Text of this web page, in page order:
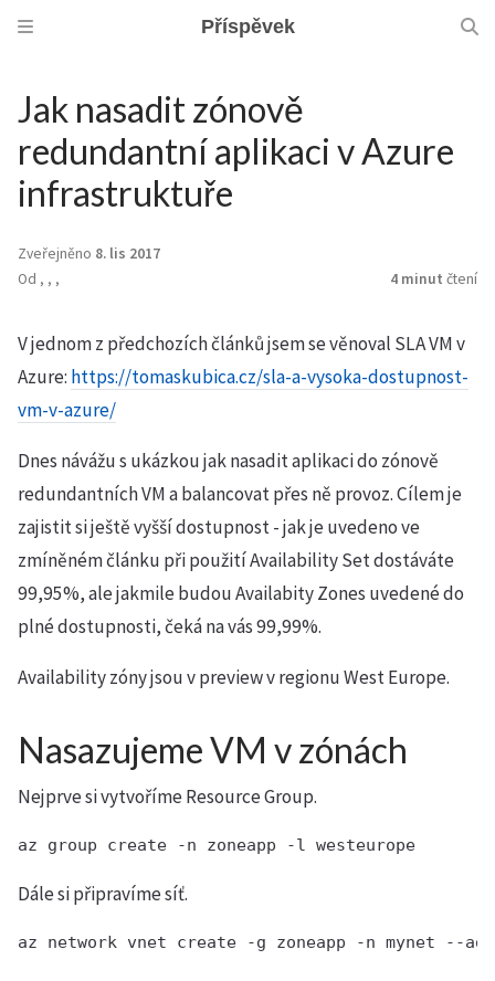
Příspěvek
Jak nasadit zónově
redundantní aplikaci v Azure
infrastruktuře
Zveřejněno 8. lis 2017
Od , , , 4 minut čtení
V jednom z předchozích článků jsem se věnoval SLA VM v
Azure: https://tomaskubica.cz/sla-a-vysoka-dostupnost-
vm-v-azure/
Dnes návážu s ukázkou jak nasadit aplikaci do zónově
redundantních VM a balancovat přes ně provoz. Cílem je
zajistit si ještě vyšší dostupnost - jak je uvedeno ve
zmíněném článku při použití Availability Set dostáváte
99,95%, ale jakmile budou Availabity Zones uvedené do
plné dostupnosti, čeká na vás 99,99%.
Availability zóny jsou v preview v regionu West Europe.
Nasazujeme VM v zónách
Nejprve si vytvoříme Resource Group.
az group create -n zoneapp -l westeurope
Dále si připravíme síť.
az network vnet create -g zoneapp -n mynet --